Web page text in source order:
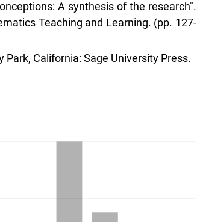
A synthesis of the research".
Teaching and Learning. (pp. 127-
California: Sage University Press.